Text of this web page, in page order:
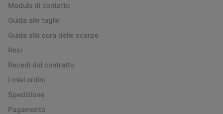
Modulo di contatto
Guida alle taglie
Guida alla cura delle scarpe
Resi
Recedi dal contratto
I miei ordini
Spedizione
Pagamento